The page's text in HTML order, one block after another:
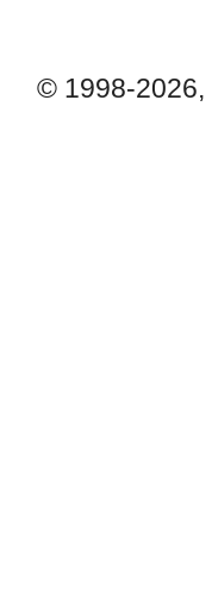
© 1998-2026,